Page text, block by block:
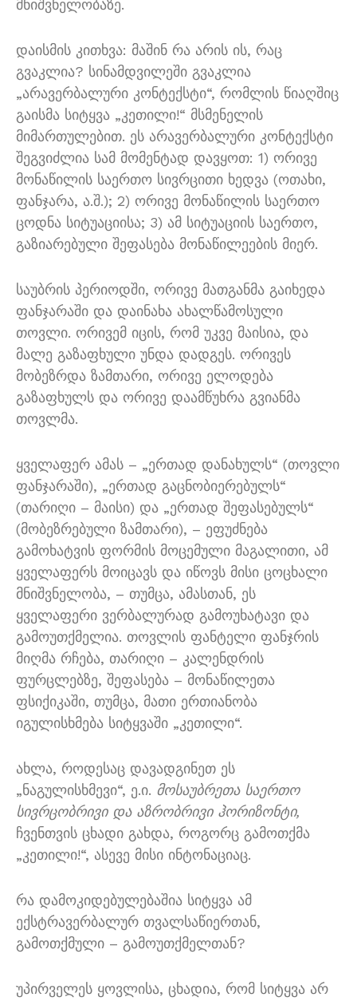
მნიშვნელობაზე.
დაისმის კითხვა: მაშინ რა არის ის, რაც
გვაკლია? სინამდვილეში გვაკლია
„არავერბალური კონტექსტი“, რომლის წიაღშიც
გაისმა სიტყვა „კეთილი!“ მსმენელის
მიმართულებით. ეს არავერბალური კონტექსტი
შეგვიძლია სამ მომენტად დავყოთ: 1) ორივე
მონაწილის საერთო სივრცითი ხედვა (ოთახი,
ფანჯარა, ა.შ.); 2) ორივე მონაწილის საერთო
ცოდნა სიტუაციისა; 3) ამ სიტუაციის საერთო,
გაზიარებული შეფასება მონაწილეების მიერ.
საუბრის პერიოდში, ორივე მათგანმა გაიხედა
ფანჯარაში და დაინახა ახალწამოსული
თოვლი. ორივემ იცის, რომ უკვე მაისია, და
მალე გაზაფხული უნდა დადგეს. ორივეს
მობეზრდა ზამთარი, ორივე ელოდება
გაზაფხულს და ორივე დაამწუხრა გვიანმა
თოვლმა.
ყველაფერ ამას – „ერთად დანახულს“ (თოვლი
ფანჯარაში), „ერთად გაცნობიერებულს“
(თარიღი – მაისი) და „ერთად შეფასებულს“
(მობეზრებული ზამთარი), – ეფუძნება
გამოხატვის ფორმის მოცემული მაგალითი, ამ
ყველაფერს მოიცავს და იწოვს მისი ცოცხალი
მნიშვნელობა, – თუმცა, ამასთან, ეს
ყველაფერი ვერბალურად გამოუხატავი და
გამოუთქმელია. თოვლის ფანტელი ფანჯრის
მიღმა რჩება, თარიღი – კალენდრის
ფურცლებზე, შეფასება – მონაწილეთა
ფსიქიკაში, თუმცა, მათი ერთიანობა
იგულისხმება სიტყვაში „კეთილი“.
ახლა, როდესაც დავადგინეთ ეს
„ნაგულისხმევი“, ე.ი. მოსაუბრეთა საერთო
სივრცობრივი და აზრობრივი ჰორიზონტი,
ჩვენთვის ცხადი გახდა, როგორც გამოთქმა
„კეთილი!“, ასევე მისი ინტონაციაც.
რა დამოკიდებულებაშია სიტყვა ამ
ექსტრავერბალურ თვალსაწიერთან,
გამოთქმული – გამოუთქმელთან?
უპირველეს ყოვლისა, ცხადია, რომ სიტყვა არ